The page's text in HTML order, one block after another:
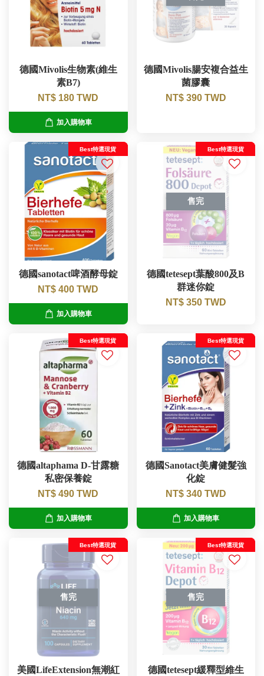
德國Mivolis生物素(維生
素B7)
NT$ 180 TWD
加入購物車
德國Mivolis腸安複合益生
菌膠囊
NT$ 390 TWD
Best特選現貨
德國sanotact啤酒酵母錠
NT$ 400 TWD
加入購物車
售完
Best特選現貨
德國tetesept葉酸800及B
群迷你錠
NT$ 350 TWD
Best特選現貨
德國altaphama D-甘露糖
私密保養錠
NT$ 490 TWD
加入購物車
Best特選現貨
德國Sanotact美膚健髮強
化錠
NT$ 340 TWD
加入購物車
售完
Best特選現貨
美國LifeExtension無潮紅
售完
Best特選現貨
德國tetesept緩釋型維生